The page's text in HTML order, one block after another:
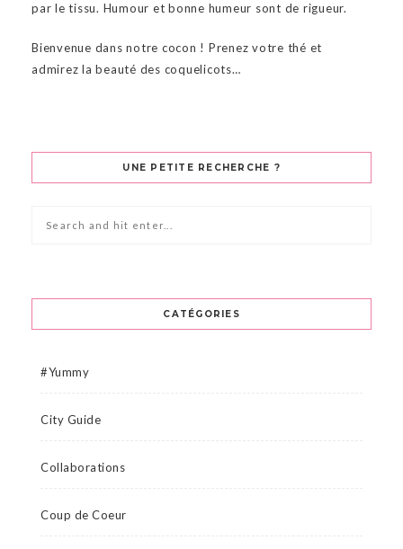
par le tissu. Humour et bonne humeur sont de rigueur.
Bienvenue dans notre cocon ! Prenez votre thé et
admirez la beauté des coquelicots…
UNE PETITE RECHERCHE ?
CATÉGORIES
#Yummy
City Guide
Collaborations
Coup de Coeur